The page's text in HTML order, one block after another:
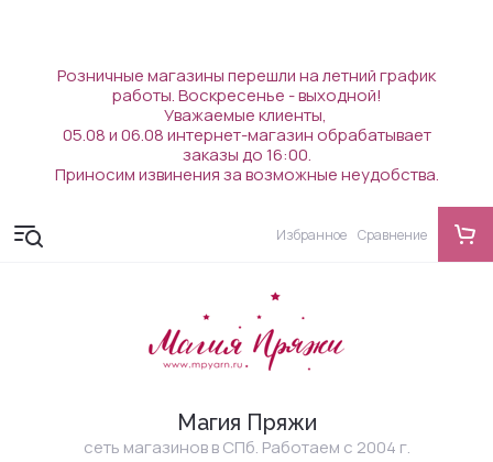
Розничные магазины перешли на летний график
работы. Воскресенье - выходной!
Уважаемые клиенты,
05.08 и 06.08 интернет-магазин обрабатывает
заказы до 16:00.
Приносим извинения за возможные неудобства.
Магия Пряжи
сеть магазинов в СПб. Работаем с 2004 г.
Избранное Сравнение